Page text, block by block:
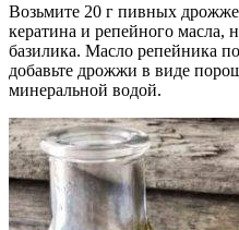
Возьмите 20 г пивных
кератина и репейного масла,
базилика. Масло репейника
добавьте дрожжи в виде
минеральной водой.